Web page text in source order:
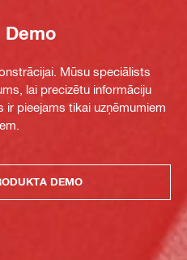
Mūsu speciālists
lai precizētu informāciju
pieejams tikai uzņēmumiem
DEMO